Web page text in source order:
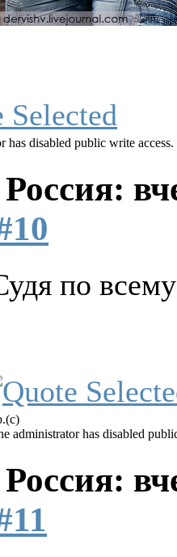
has disabled public write access.
по
administrator has disabled